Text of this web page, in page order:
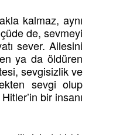
kalmaz, aynı
de, sevmeyi
sever. Ailesini
ya da öldüren
sevgisizlik ve
sevgi olup
bir insanı